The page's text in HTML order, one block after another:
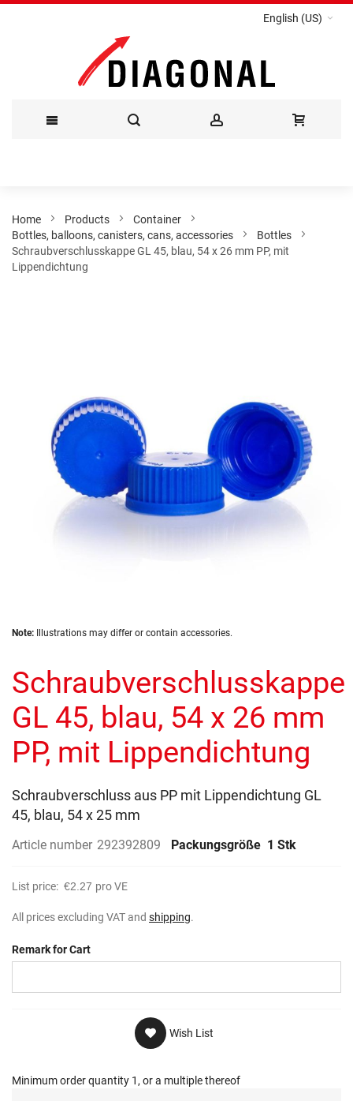
English (US)
Content
Home Products
Container
Bottles, balloons, canisters, cans, accessories
Bottles
Schraubverschlusskappe GL 45, blau, 54 x 26 mm PP, mit
Lippendichtung
Skip
beginning
of
the
images
Note: Illustrations may differ or contain accessories.
Schraubverschlusskappe
GL 45, blau, 54 x 26 mm
PP, mit Lippendichtung
Schraubverschluss aus PP mit Lippendichtung GL
45, blau, 54 x 25 mm
Article number 292392809 Packungsgröße 1 Stk
List price: €2.27 pro VE
All prices excluding VAT and shipping.
Remark for Cart
Wish List
Minimum order quantity 1, or a multiple thereof